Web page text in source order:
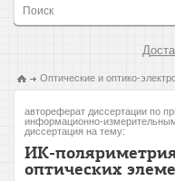
Оптические и оптико-
автореферат диссертации по
информационно-
диссертация на тему:
ИК-
оптических